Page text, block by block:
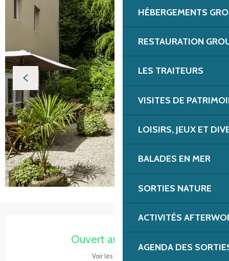
HÉBERGEMENTS
RESTAURATION
LES TRAITEURS
VISITES DE
LOISIRS, JEUX ET
BALADES EN MER
SORTIES NATURE
ACTIVITÉS
AGENDA DES
Ouvert aujourd'hui
Voir les horaires